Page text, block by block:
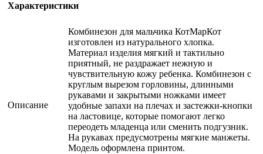
Характеристики
Описание
Комбинезон для мальчика КотМарКот
изготовлен из натурального хлопка.
Материал изделия мягкий и тактильно
приятный, не раздражает нежную и
чувствительную кожу ребенка. Комбинезон с
круглым вырезом горловины, длинными
рукавами и закрытыми ножками имеет
удобные запахи на плечах и застежки-кнопки
на ластовице, которые помогают легко
переодеть младенца или сменить подгузник.
На рукавах предусмотрены мягкие манжеты.
Модель оформлена принтом.